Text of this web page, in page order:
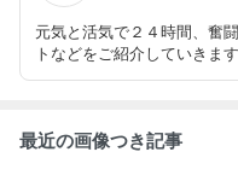
元気と活気で２４時間、奮
トなどをご紹介していきます
最近の画像つき記事